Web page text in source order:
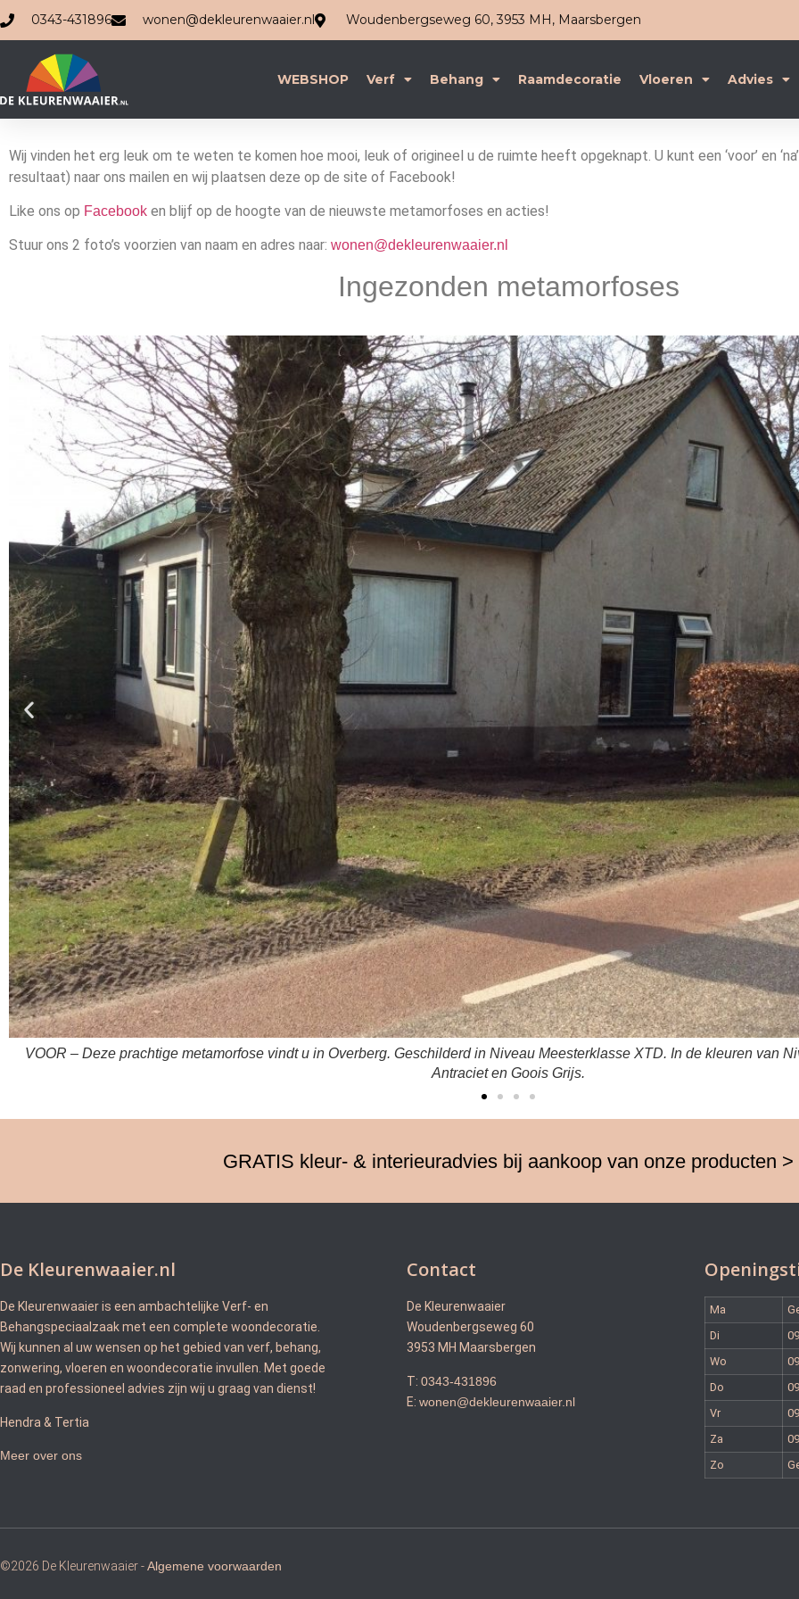
0343-431896 wonen@dekleurenwaaier.nl Woudenbergseweg 60, 3953 MH, Maarsbergen
WEBSHOP Verf Behang Raamdecoratie Vloeren Advies
Wij vinden het erg leuk om te weten te komen hoe mooi, leuk of origineel u de ruimte heeft opgeknapt. U kunt een ‘voor’ en
resultaat) naar ons mailen en wij plaatsen deze op de site of Facebook!
Like ons op Facebook en blijf op de hoogte van de nieuwste metamorfoses en acties!
Stuur ons 2 foto’s voorzien van naam en adres naar: wonen@dekleurenwaaier.nl
Ingezonden metamorfoses
VOOR – Deze prachtige metamorfose vindt u in Overberg. Geschilderd in Niveau Meesterklasse XTD. In de kleuren van
Antraciet en Goois Grijs
GRATIS kleur- & interieuradvies bij aankoop van onze producten >
De Kleurenwaaier.nl
De Kleurenwaaier is een ambachtelijke Verf- en
Behangspeciaalzaak met een complete woondecoratie.
Wij kunnen al uw wensen op het gebied van verf, behang,
zonwering, vloeren en woondecoratie invullen. Met goede
raad en professioneel advies zijn wij u graag van dienst!
Hendra & Tertia
Meer over ons
Contact
De Kleurenwaaier
Woudenbergseweg 60
3953 MH Maarsbergen
T: 0343-431896
E: wonen@dekleurenwaaier.nl
Ma
Di
Wo
Do
Vr
Za
Zo
©2026 De Kleurenwaaier -Algemene voorwaarden